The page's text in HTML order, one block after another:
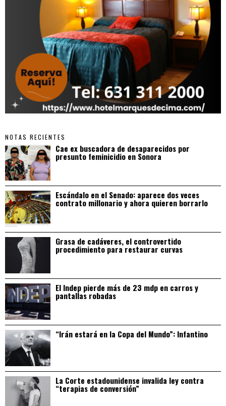
NOTAS RECIENTES
Cae ex buscadora de desaparecidos por
presunto feminicidio en Sonora
Escándalo en el Senado: aparece dos veces
contrato millonario y ahora quieren borrarlo
Grasa de cadáveres, el controvertido
procedimiento para restaurar curvas
El Indep pierde más de 23 mdp en carros y
pantallas robadas
“Irán estará en la Copa del Mundo”: Infantino
La Corte estadounidense invalida ley contra
“terapias de conversión”